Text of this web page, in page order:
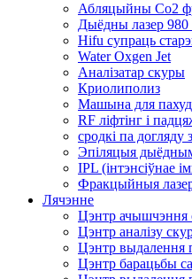
Абляцыйны Co2
Дыёдны лазер
Hifu супраць
Water Oxgen Jet
Аналізатар скуры
Криолиполиз
Машына для
RF ліфтінг і
сродкі па догляду
Эпіляцыя
IPL (інтэнсіўнае
Фракцыйныя
Лячэнне
Цэнтр ачышчэння
Цэнтр аналізу
Цэнтр выдалення
Цэнтр барацьбы